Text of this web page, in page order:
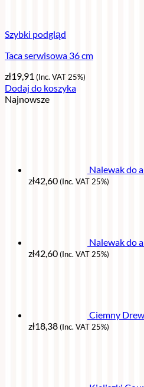
Szybki podgląd
Taca serwisowa 36 cm
zł19,91 (Inc. VAT 25%)
Dodaj do koszyka
Najnowsze
Nalewak do
zł42,60(Inc. VAT 25%)
Nalewak do
zł42,60(Inc. VAT 25%)
Ciemny
zł18,38(Inc. VAT 25%)